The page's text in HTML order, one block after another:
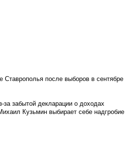
Ставрополья после выборов в сентябре
забытой декларации о доходах
Кузьмин выбирает себе надгробие